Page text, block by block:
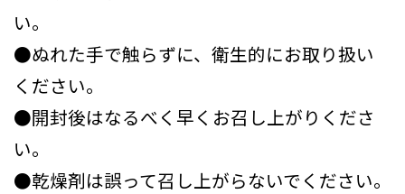
い。
●ぬれた手で触らずに、衛生的にお取り扱い
ください。
●開封後はなるべく早くお召し上がりくださ
い。
●乾燥剤は誤って召し上がらないでください。